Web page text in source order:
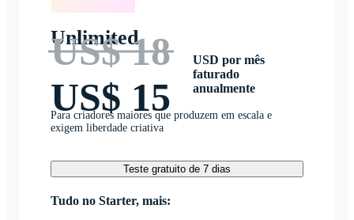
Unlimited
US$ 18
US$ 15
USD por mês
faturado
anualmente
Para criadores maiores que produzem em escala e
exigem liberdade criativa
Teste gratuito de 7 dias
Tudo no Starter, mais: